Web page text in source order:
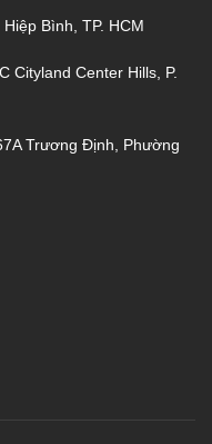
Bình, TP. HCM
Cityland Center Hills, P.
Trương Định, Phường